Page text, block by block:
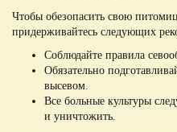
Чтобы обезопасить свою
придерживайтесь следующих
Соблюдайте правила
Обязательно
высевом.
Все больные культуры
и уничтожить.